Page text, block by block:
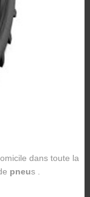
dans toute la
pneus .